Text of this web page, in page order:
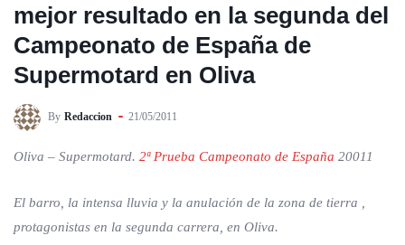
mejor resultado en la segunda del
Campeonato de España de
Supermotard en Oliva
By Redaccion 21/05/2011
Oliva – Supermotard. 2ª Prueba Campeonato de España 20011
El barro, la intensa lluvia y la anulación de la zona de tierra ,
protagonistas en la segunda carrera, en Oliva.